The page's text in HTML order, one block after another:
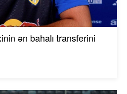
ən bahalı transferini